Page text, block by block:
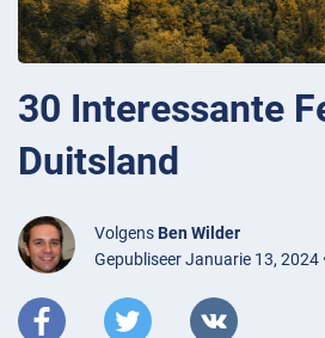
30 Interessante
Duitsland
Volgens Ben Wilder
Gepubliseer Januarie 13, 2024